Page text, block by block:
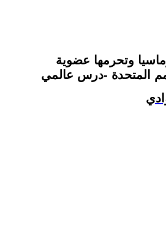
وتحرمها عضوية
المتحدة -درس عالمي